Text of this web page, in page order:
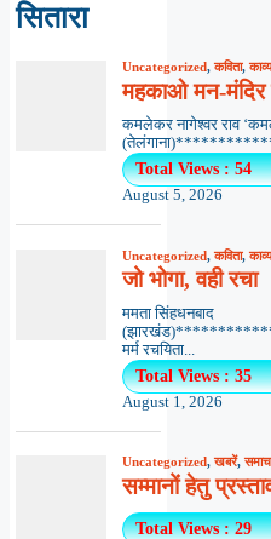
सितारा
Uncategorized,कविता,
महकाओ मन-मंदिर
कमलेकर नागेश्वर राव
Total Views : 54
August 5, 2026
Uncategorized,कविता,
जो भोगा, वही रचा
ममता सिंहधनबाद
मर्म रचयिता...
Total Views : 35
August 1, 2026
Uncategorized,खबरें,
सम्मानों हेतु
Total Views : 29